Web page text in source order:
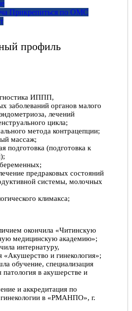
Прикрепитьcя по ОМС
профиль
ИППП,
заболеваний органов малого
лечений
цикла;
метода контрацепции;
массаж;
подготовка (подготовка к
предраковых состояний
системы, молочных
климакса;
окончила «Читинскую
медицинскую академию»;
интернатуру,
«Акушерство и гинекология»;
обучение, специализация
патология в акушерстве и
и аккредитация по
в «РМАНПО», г.